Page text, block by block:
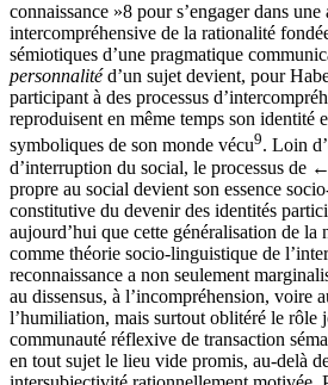
connaissance »8 pour s’engager dans une
intercompréhensive de la rationalité
sémiotiques d’une pragmatique
personnalitéd’un sujet devient, pour
participant à des processus
reproduisent en même temps son identité
symboliques de son monde vécu9. Loin
d’interruption du social, le processus de
propre au social devient son essence
constitutive du devenir des identités
aujourd’hui que cette généralisation de la
comme théorie socio-linguistique de
reconnaissance a non seulement
au dissensus, à l’incompréhension, voire
l’humiliation, mais surtout oblitéré le rôle
communauté réflexive de transaction
en tout sujet le lieu vide promis, au-delà